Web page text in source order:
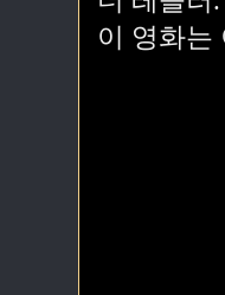
이 영화는